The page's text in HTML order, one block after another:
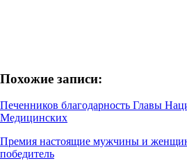
Похожие записи:
Печенников благодарность Главы
Медицинских
Премия настоящие мужчины и
победитель